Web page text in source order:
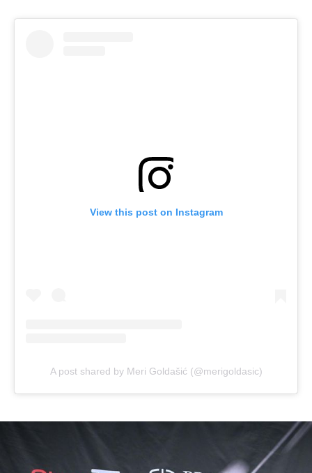
View this post on Instagram
A post shared by Meri Goldašić (@merigoldasic)